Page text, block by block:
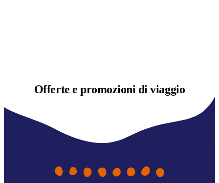
Offerte epromozioni di viaggio